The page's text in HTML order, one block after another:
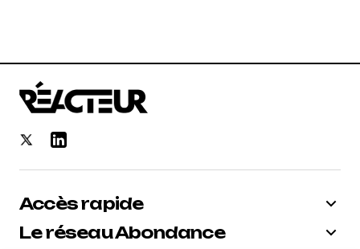
Accès rapide
Le réseau Abondance